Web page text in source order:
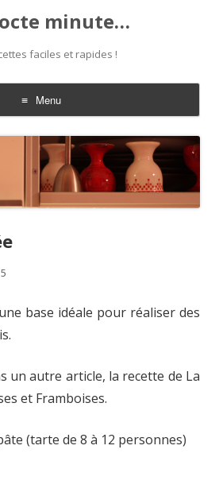
minute…
faciles et rapides !
Menu
base idéale pour réaliser des
un autre article, la recette de La
et Framboises.
(tarte de 8 à 12 personnes)